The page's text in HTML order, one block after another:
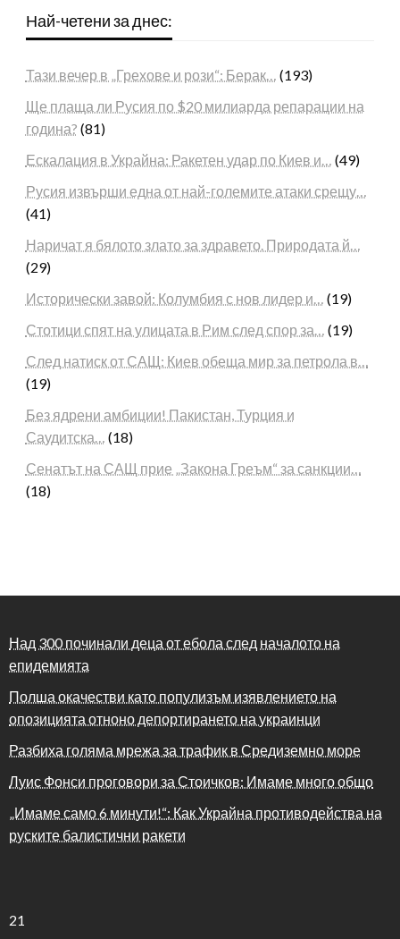
Най-четени за днес:
Тази вечер в „Грехове и рози“: Берак… (193)
Ще плаща ли Русия по $20 милиарда репарации на
година? (81)
Ескалация в Украйна: Ракетен удар по Киев и… (49)
Русия извърши една от най-големите атаки срещу…
(41)
Наричат я бялото злато за здравето. Природата й…
(29)
Исторически завой: Колумбия с нов лидер и… (19)
Стотици спят на улицата в Рим след спор за… (19)
След натиск от САЩ: Киев обеща мир за петрола в…
(19)
Без ядрени амбиции! Пакистан, Турция и
Саудитска… (18)
Сенатът на САЩ прие „Закона Греъм“ за санкции…
(18)
Над 300 починали деца от ебола след началото на
епидемията
Полша окачестви като популизъм изявлението на
опозицията отноно депортирането на украинци
Разбиха голяма мрежа за трафик в Средиземно море
Луис Фонси проговори за Стоичков: Имаме много общо
„Имаме само 6 минути!“: Как Украйна противодейства на
руските балистични ракети
21